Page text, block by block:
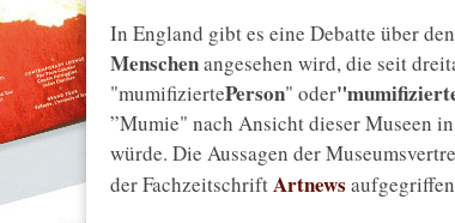
In England gibt es eine Debatte über
Menschenangesehen wird, die seit
"mumifiziertePerson" oder
”Mumie" nach Ansicht dieser Museen
würde. Die Aussagen der
der FachzeitschriftArtnews